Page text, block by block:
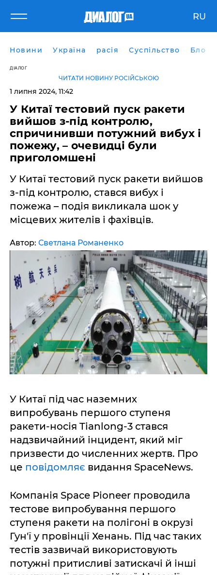
RU
Новини Україна расія Суспільство Блоги
ДІАЛОГ
ЧИТАТИ НОВИНУ РОСІЙСЬКОЮ
1 липня 2024, 11:42
У Китаї тестовий пуск ракети
вийшов з-під контролю,
спричинивши потужний вибух і
пожежу, – очевидці були
приголомшені
У Китаї тестовий пуск ракети вийшов
з-під контролю, стався вибух і
пожежа – подія викликала шок у
місцевих жителів і фахівців.
Автор: Светлана Романенко
У Китаї під час наземних
випробувань першого ступеня
ракети-носія Tianlong-3 стався
надзвичайний інцидент, який міг
призвести до численних жертв. Про
це повідомляє видання SpaceNews.
Компанія Space Pioneer проводила
тестове випробування першого
ступеня ракети на полігоні в окрузі
Гун'ї у провінції Хенань. Під час таких
тестів зазвичай використовують
потужні притисливі затискачі й інші